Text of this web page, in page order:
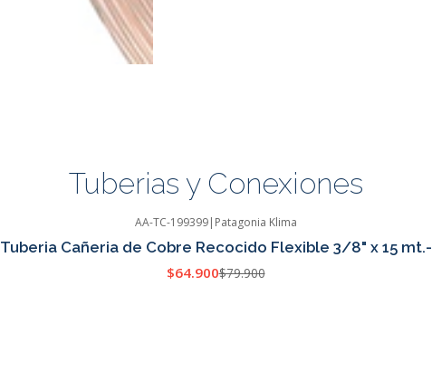
Tuberias y Conexiones
AA-TC-199399| Patagonia Klima
Tuberia Cañeria de Cobre Recocido Flexible 3/8" x 15 mt.-
$64.900$79.900